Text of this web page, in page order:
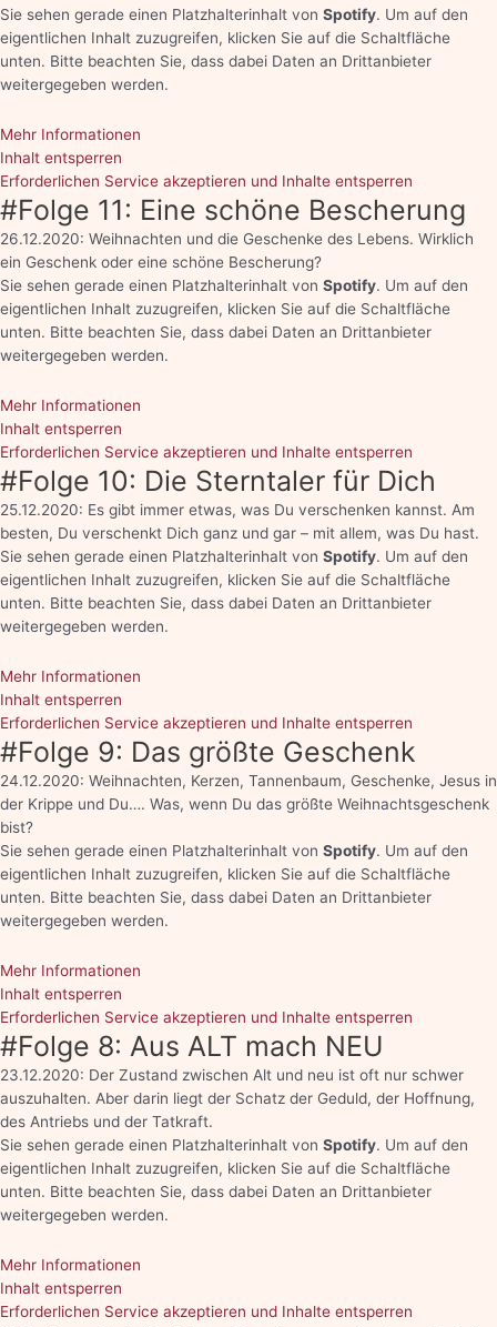
Sie sehen gerade einen Platzhalterinhalt von Spotify. Um auf den
eigentlichen Inhalt zuzugreifen, klicken Sie auf die Schaltfläche
unten. Bitte beachten Sie, dass dabei Daten an Drittanbieter
weitergegeben werden.
Mehr Informationen
Inhalt entsperren
Erforderlichen Service akzeptieren und Inhalte entsperren
#Folge 11: Eine schöne Bescherung
26.12.2020: Weihnachten und die Geschenke des Lebens. Wirklich
ein Geschenk oder eine schöne Bescherung?
Sie sehen gerade einen Platzhalterinhalt von Spotify. Um auf den
eigentlichen Inhalt zuzugreifen, klicken Sie auf die Schaltfläche
unten. Bitte beachten Sie, dass dabei Daten an Drittanbieter
weitergegeben werden.
Mehr Informationen
Inhalt entsperren
Erforderlichen Service akzeptieren und Inhalte entsperren
#Folge 10: Die Sterntaler für Dich
25.12.2020: Es gibt immer etwas, was Du verschenken kannst. Am
besten, Du verschenkt Dich ganz und gar – mit allem, was Du hast.
Sie sehen gerade einen Platzhalterinhalt von Spotify. Um auf den
eigentlichen Inhalt zuzugreifen, klicken Sie auf die Schaltfläche
unten. Bitte beachten Sie, dass dabei Daten an Drittanbieter
weitergegeben werden.
Mehr Informationen
Inhalt entsperren
Erforderlichen Service akzeptieren und Inhalte entsperren
#Folge 9: Das größte Geschenk
24.12.2020: Weihnachten, Kerzen, Tannenbaum, Geschenke, Jesus in
der Krippe und Du…. Was, wenn Du das größte Weihnachtsgeschenk
bist?
Sie sehen gerade einen Platzhalterinhalt von Spotify. Um auf den
eigentlichen Inhalt zuzugreifen, klicken Sie auf die Schaltfläche
unten. Bitte beachten Sie, dass dabei Daten an Drittanbieter
weitergegeben werden.
Mehr Informationen
Inhalt entsperren
Erforderlichen Service akzeptieren und Inhalte entsperren
#Folge 8: Aus ALT mach NEU
23.12.2020: Der Zustand zwischen Alt und neu ist oft nur schwer
auszuhalten. Aber darin liegt der Schatz der Geduld, der Hoffnung,
des Antriebs und der Tatkraft.
Sie sehen gerade einen Platzhalterinhalt von Spotify. Um auf den
eigentlichen Inhalt zuzugreifen, klicken Sie auf die Schaltfläche
unten. Bitte beachten Sie, dass dabei Daten an Drittanbieter
weitergegeben werden.
Mehr Informationen
Inhalt entsperren
Erforderlichen Service akzeptieren und Inhalte entsperren